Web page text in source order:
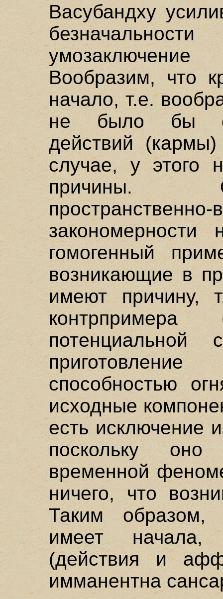
Васубандху
Вообразим, что
начало, т.е.
не было бы
действий
случае, у этого
причины.
пространственно-
закономерности
гомогенный
возникающие в
имеют причину,
контрпримера
потенциальной
способностью
исходные
есть исключение
поскольку оно
временной
ничего, что
Таким образом,
имеет
(действия и
имманентна